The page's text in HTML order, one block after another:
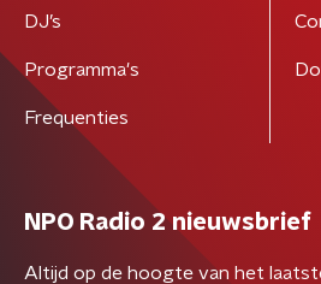
DJ’s
Programma's
Frequenties
NPO Radio 2 nieuwsbrief
Altijd op de hoogte van het